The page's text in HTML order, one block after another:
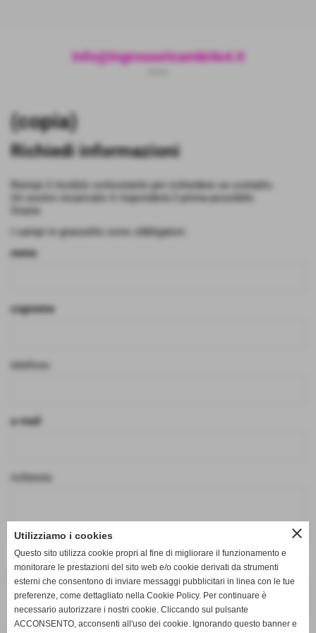
Info@ingrossoricambi4x4.it
(copia)
Richiedi informazioni
Riempi il modulo sottostante per richiedere un contatto.
Un nostro incaricato ti risponderà il prima possibile.
Grazie.
I campi in grassetto sono obbligatori.
nome
cognome
telefono
e-mail
richiesta
Informativa Privacy
Testo dell´informativa da compilare...
Informativa privacy aggiornata il 21/05/2018 10:44
autorizzo il trattamento dei miei dati personali
close
Utilizziamo i cookies
Questo sito utilizza cookie propri al fine di migliorare il funzionamento e
monitorare le prestazioni del sito web e/o cookie derivati da strumenti
esterni che consentono di inviare messaggi pubblicitari in linea con le tue
preferenze, come dettagliato nella Cookie Policy. Per continuare è
necessario autorizzare i nostri cookie. Cliccando sul pulsante
ACCONSENTO, acconsenti all'uso dei cookie. Ignorando questo banner e